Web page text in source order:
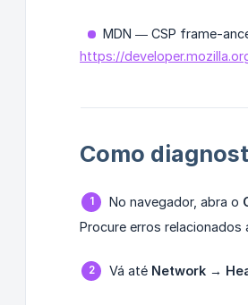
MDN — CSP frame-
https://
Como
No navegador, abra o
Procure erros relacionados
Vá até Network →